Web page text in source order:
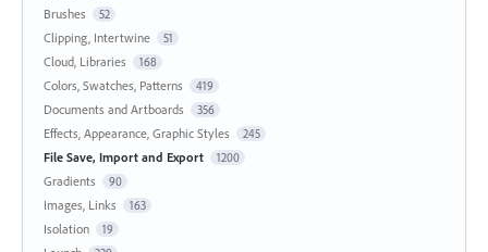
Brushes 52
Clipping, Intertwine 51
Cloud, Libraries 168
Colors, Swatches, Patterns 419
Documents and Artboards 356
Effects, Appearance, Graphic Styles 245
File Save, Import and Export 1200
Gradients 90
Images, Links 163
Isolation 19